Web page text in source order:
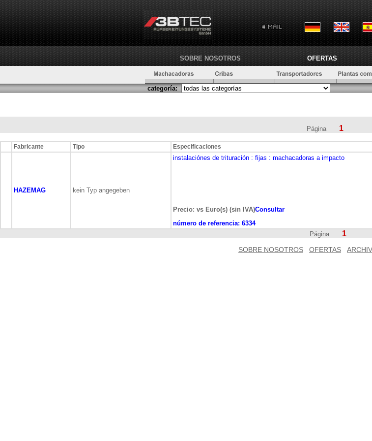
SOBRE NOSOTROS OFERTAS
categoría:
Página 1
Fabricante Tipo Especificaciones
HAZEMAG kein Typ angegeben
instalaciónes de trituración : fijas : machacadoras a impacto
Precio: vs Euro(s) (sin IVA)Consultar
número de referencia: 6334
Página
1
SOBRE NOSOTROS OFERTAS